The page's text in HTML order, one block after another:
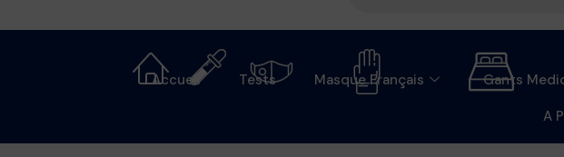
Accueil Tests Masque Français Gants
A